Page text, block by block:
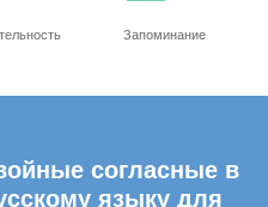
Запоминание
согласные в
языку для